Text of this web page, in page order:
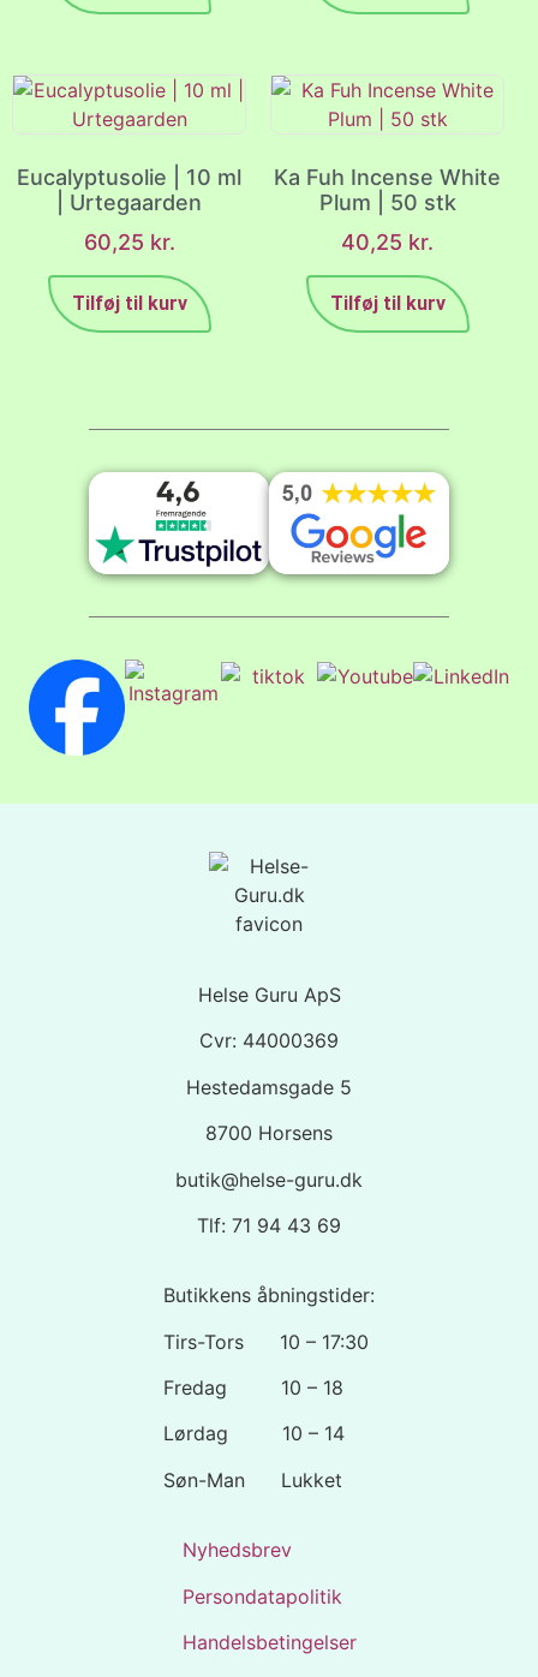
Eucalyptusolie | 10 ml
| Urtegaarden
60,25 kr.
Tilføj til kurv
Ka Fuh Incense White
Plum | 50 stk
40,25 kr.
Tilføj til kurv
Helse Guru ApS
Cvr: 44000369
Hestedamsgade 5
8700 Horsens
butik@helse-guru.dk
Tlf: 71 94 43 69
Butikkens åbningstider:
Tirs-Tors 10 – 17:30
Fredag 10 – 18
Lørdag 10 – 14
Søn-Man Lukket
Nyhedsbrev
Persondatapolitik
Handelsbetingelser